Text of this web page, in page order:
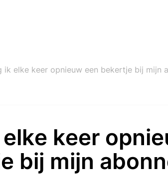
ik elke keer opnieuw een bekertje bij mijn
keer
bij mijn